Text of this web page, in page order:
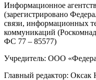
Информационное
(зарегистрировано
связи, информационных
коммуникаций
ФС 77 – 85577)
Учредитель: ООО
Главный редактор: Оксак